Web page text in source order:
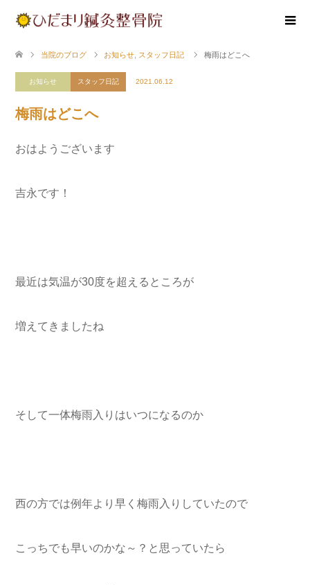
当院のブログ お知らせ スタッフ日記 梅雨はどこへ
お知らせ スタッフ日記 2021.06.12
梅雨はどこへ
おはようございます
吉永です！
最近は気温が30度を超えるところが
増えてきましたね
そして一体梅雨入りはいつになるのか
西の方では例年より早く梅雨入りしていたので
こっちでも早いのかな～？と思っていたら